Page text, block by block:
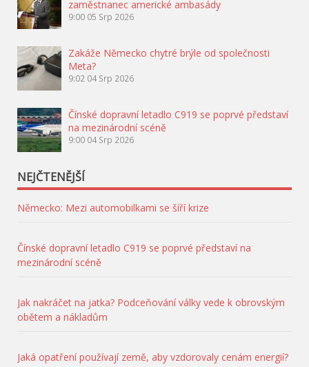
zaměstnanec americké ambasády
9:00 05 Srp 2026
Zakáže Německo chytré brýle od společnosti
Meta?
9:02 04 Srp 2026
Čínské dopravní letadlo C919 se poprvé představí
na mezinárodní scéně
9:00 04 Srp 2026
NEJČTENĚJŠÍ
Německo: Mezi automobilkami se šíří krize
Čínské dopravní letadlo C919 se poprvé představí na
mezinárodní scéně
Jak nakráčet na jatka? Podceňování války vede k obrovským
obětem a nákladům
Jaká opatření používají země, aby vzdorovaly cenám energií?